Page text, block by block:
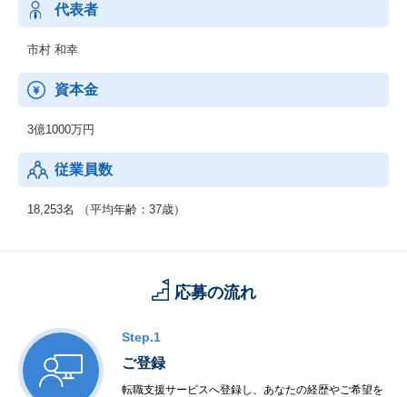
代表者
市村 和幸
資本金
3億1000万円
従業員数
18,253名 （平均年齢：37歳）
応募の流れ
Step.1
ご登録
転職支援サービスへ登録し、あなたの経歴やご希望を